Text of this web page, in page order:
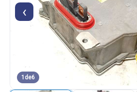
‹
1 de6